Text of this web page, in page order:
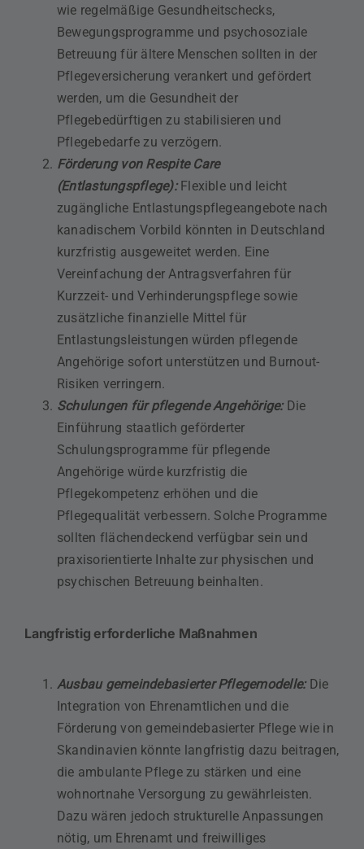
wie regelmäßige Gesundheitschecks,
Bewegungsprogramme und psychosoziale
Betreuung für ältere Menschen sollten in der
Pflegeversicherung verankert und gefördert
werden, um die Gesundheit der
Pflegebedürftigen zu stabilisieren und
Pflegebedarfe zu verzögern.
Förderung von Respite Care
(Entlastungspflege):Flexible und leicht
zugängliche Entlastungspflegeangebote nach
kanadischem Vorbild könnten in Deutschland
kurzfristig ausgeweitet werden. Eine
Vereinfachung der Antragsverfahren für
Kurzzeit- und Verhinderungspflege sowie
zusätzliche finanzielle Mittel für
Entlastungsleistungen würden pflegende
Angehörige sofort unterstützen und Burnout-
Risiken verringern.
Schulungen für pflegende Angehörige:Die
Einführung staatlich geförderter
Schulungsprogramme für pflegende
Angehörige würde kurzfristig die
Pflegekompetenz erhöhen und die
Pflegequalität verbessern. Solche Programme
sollten flächendeckend verfügbar sein und
praxisorientierte Inhalte zur physischen und
psychischen Betreuung beinhalten.
Langfristig erforderliche Maßnahmen
Ausbau gemeindebasierter Pflegemodelle: Die
Integration von Ehrenamtlichen und die
Förderung von gemeindebasierter Pflege wie in
Skandinavien könnte langfristig dazu beitragen,
die ambulante Pflege zu stärken und eine
wohnortnahe Versorgung zu gewährleisten.
Dazu wären jedoch strukturelle Anpassungen
nötig, um Ehrenamt und freiwilliges